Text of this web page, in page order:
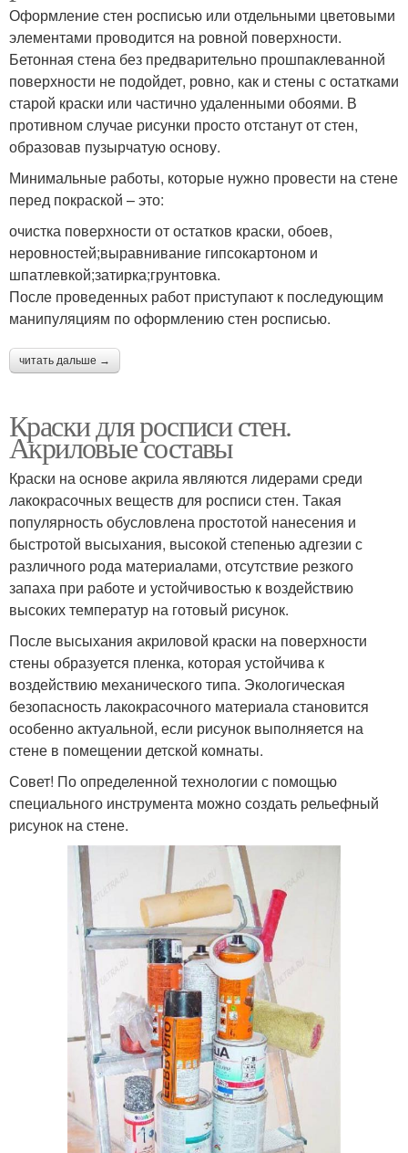
Оформление стен росписью или отдельными цветовыми
элементами проводится на ровной поверхности.
Бетонная стена без предварительно прошпаклеванной
поверхности не подойдет, ровно, как и стены с остатками
старой краски или частично удаленными обоями. В
противном случае рисунки просто отстанут от стен,
образовав пузырчатую основу.
Минимальные работы, которые нужно провести на стене
перед покраской – это:
очистка поверхности от остатков краски, обоев,
неровностей;выравнивание гипсокартоном и
шпатлевкой;затирка;грунтовка.
После проведенных работ приступают к последующим
манипуляциям по оформлению стен росписью.
читать дальше →
Краски для росписи стен.
Акриловые составы
Краски на основе акрила являются лидерами среди
лакокрасочных веществ для росписи стен. Такая
популярность обусловлена простотой нанесения и
быстротой высыхания, высокой степенью адгезии с
различного рода материалами, отсутствие резкого
запаха при работе и устойчивостью к воздействию
высоких температур на готовый рисунок.
После высыхания акриловой краски на поверхности
стены образуется пленка, которая устойчива к
воздействию механического типа. Экологическая
безопасность лакокрасочного материала становится
особенно актуальной, если рисунок выполняется на
стене в помещении детской комнаты.
Совет! По определенной технологии с помощью
специального инструмента можно создать рельефный
рисунок на стене.